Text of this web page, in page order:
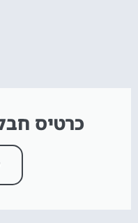
כרטיס